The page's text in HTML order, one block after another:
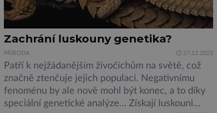
Zachrání luskouny genetika?
PŘÍRODA 27.12.2023
Patří k nejžádanějším živočichům na světě, což
značně ztenčuje jejich populaci. Negativnímu
fenoménu by ale nově mohl být konec, a to díky
speciální genetické analýze… Získají luskouni